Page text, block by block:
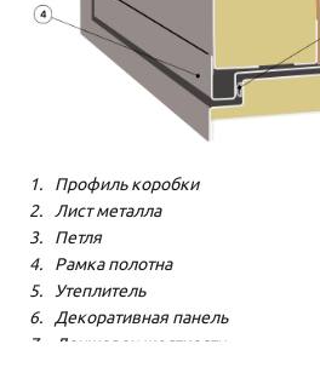
Профиль коробки
Лист металла
Петля
Рамка полотна
Утеплитель
Декоративная панель
Лонжерон жесткости